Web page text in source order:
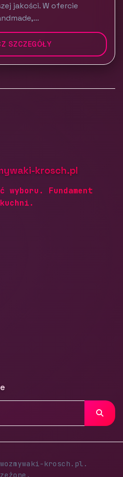
jakości. W ofercie
SZCZEGÓŁY
krosch.pl
wyboru. Fundament
krosch.pl.